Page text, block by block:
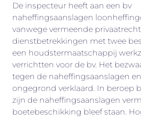
De inspecteur heeft aan een bv
naheffingsaanslagen
vanwege vermeende
dienstbetrekkingen met twee
een houdstermaatschappij
verrichtten voor de bv. Het
tegen de naheffingsaanslagen
ongegrond verklaard. In beroep
zijn de naheffingsaanslagen
boetebeschikking bleef staan.